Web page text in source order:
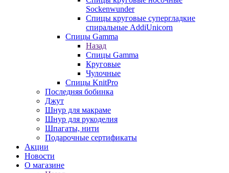
Sockenwunder
Спицы круговые супергладкие
спиральные AddiUnicorn
Спицы Gamma
Назад
Спицы Gamma
Круговые
Чулочные
Спицы KnitPro
Последняя бобинка
Джут
Шнур для макраме
Шнур для рукоделия
Шпагаты, нити
Подарочные сертификаты
Акции
Новости
О магазине